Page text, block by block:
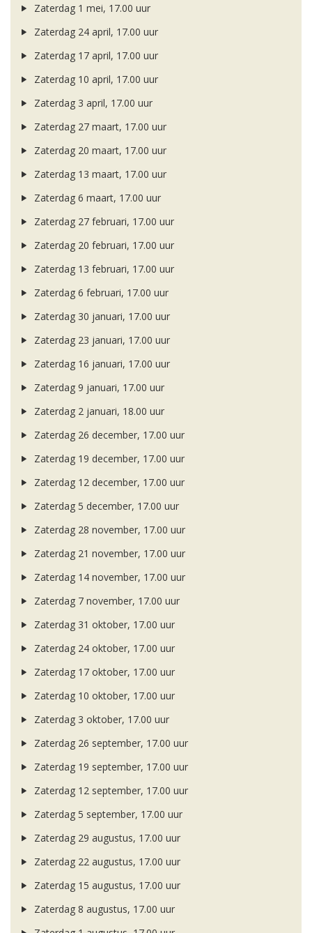
Zaterdag 1 mei, 17.00 uur
Zaterdag 24 april, 17.00 uur
Zaterdag 17 april, 17.00 uur
Zaterdag 10 april, 17.00 uur
Zaterdag 3 april, 17.00 uur
Zaterdag 27 maart, 17.00 uur
Zaterdag 20 maart, 17.00 uur
Zaterdag 13 maart, 17.00 uur
Zaterdag 6 maart, 17.00 uur
Zaterdag 27 februari, 17.00 uur
Zaterdag 20 februari, 17.00 uur
Zaterdag 13 februari, 17.00 uur
Zaterdag 6 februari, 17.00 uur
Zaterdag 30 januari, 17.00 uur
Zaterdag 23 januari, 17.00 uur
Zaterdag 16 januari, 17.00 uur
Zaterdag 9 januari, 17.00 uur
Zaterdag 2 januari, 18.00 uur
Zaterdag 26 december, 17.00 uur
Zaterdag 19 december, 17.00 uur
Zaterdag 12 december, 17.00 uur
Zaterdag 5 december, 17.00 uur
Zaterdag 28 november, 17.00 uur
Zaterdag 21 november, 17.00 uur
Zaterdag 14 november, 17.00 uur
Zaterdag 7 november, 17.00 uur
Zaterdag 31 oktober, 17.00 uur
Zaterdag 24 oktober, 17.00 uur
Zaterdag 17 oktober, 17.00 uur
Zaterdag 10 oktober, 17.00 uur
Zaterdag 3 oktober, 17.00 uur
Zaterdag 26 september, 17.00 uur
Zaterdag 19 september, 17.00 uur
Zaterdag 12 september, 17.00 uur
Zaterdag 5 september, 17.00 uur
Zaterdag 29 augustus, 17.00 uur
Zaterdag 22 augustus, 17.00 uur
Zaterdag 15 augustus, 17.00 uur
Zaterdag 8 augustus, 17.00 uur